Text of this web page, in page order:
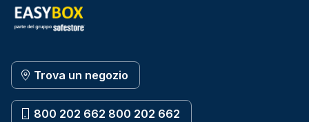
Trova un negozio
800 202 662 800 202 662